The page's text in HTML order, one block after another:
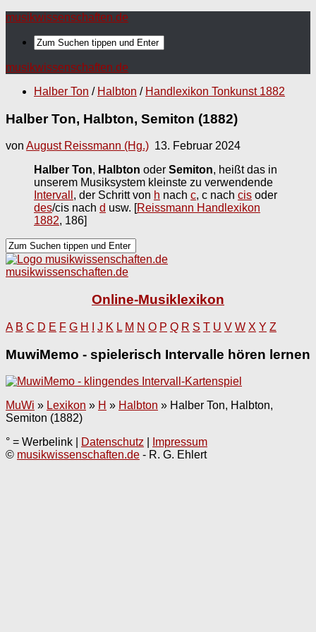
musikwissenschaften.de
musikwissenschaften.de
Halber Ton / Halbton / Handlexikon Tonkunst 1882
Halber Ton, Halbton, Semiton (1882)
von August Reissmann (Hg.) 13. Februar 2024
Halber Ton, Halbton oder Semiton, heißt das in
unserem Musiksystem kleinste zu verwendende
Intervall , der Schritt von h nach c, c nach cis oder
des/cis nach d usw. [Reissmann Handlexikon
1882, 186]
musikwissenschaften.de
Online-Musiklexikon
A B C D E F G H J K L M N O P Q R S T U V W X Y Z
MuwiMemo - spielerisch Intervalle hören lernen
MuWi » Lexikon » H » Halbton » Halber Ton, Halbton,
Semiton (1882)
° = Werbelink |
Datenschutz
Impressum
© musikwissenschaften.de - R. G. Ehlert